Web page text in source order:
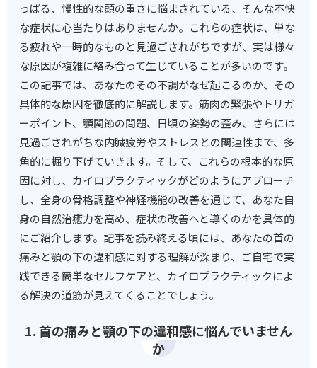
っぱる、慢性的な頭の重さに悩まされている、そんな不快
な症状に心当たりはありませんか。これらの症状は、単な
る疲れや一時的なものと見過ごされがちですが、実は様々
な原因が複雑に絡み合って生じていることが多いのです。
この記事では、あなたのその不調がなぜ起こるのか、その
具体的な原因を徹底的に解説します。筋肉の緊張やトリガ
ーポイント、顎関節の問題、日頃の姿勢の歪み、さらには
見過ごされがちな内臓疲労やストレスとの関連性まで、多
角的に掘り下げていきます。そして、これらの根本的な原
因に対し、カイロプラクティックがどのようにアプローチ
し、全身の骨格調整や神経機能の改善を通じて、あなた自
身の自然治癒力を高め、症状の改善へと導くのかを具体的
にご紹介します。記事を読み終える頃には、あなたの首の
痛みと顎の下の違和感に対する理解が深まり、ご自宅で実
践できる簡単なセルフケアと、カイロプラクティックによ
る解決の道筋が見えてくることでしょう。
1. 首の痛みと顎の下の違和感に悩んでいません
か